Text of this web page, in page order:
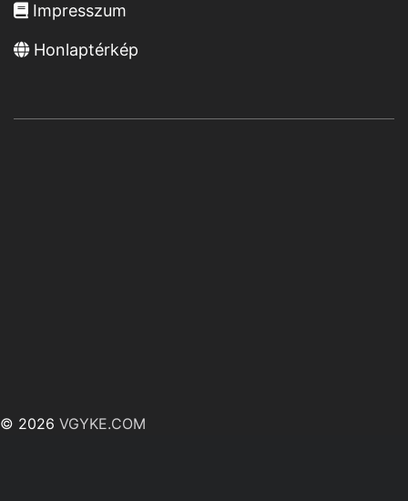
Impresszum
Honlaptérkép
© 2026 VGYKE.COM